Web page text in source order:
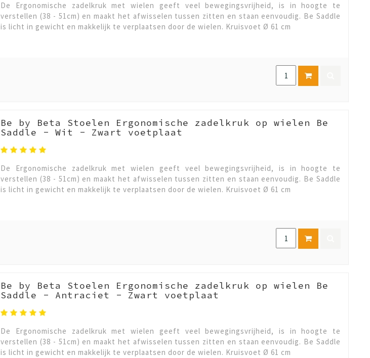
De Ergonomische zadelkruk met wielen geeft veel bewegingsvrijheid, is in hoogte te
verstellen (38 - 51cm) en maakt het afwisselen tussen zitten en staan eenvoudig. Be Saddle
is licht in gewicht en makkelijk te verplaatsen door de wielen. Kruisvoet Ø 61 cm
Be by Beta Stoelen Ergonomische zadelkruk op wielen Be
Saddle - Wit - Zwart voetplaat
De Ergonomische zadelkruk met wielen geeft veel bewegingsvrijheid, is in hoogte te
verstellen (38 - 51cm) en maakt het afwisselen tussen zitten en staan eenvoudig. Be Saddle
is licht in gewicht en makkelijk te verplaatsen door de wielen. Kruisvoet Ø 61 cm
Be by Beta Stoelen Ergonomische zadelkruk op wielen Be
Saddle - Antraciet - Zwart voetplaat
De Ergonomische zadelkruk met wielen geeft veel bewegingsvrijheid, is in hoogte te
verstellen (38 - 51cm) en maakt het afwisselen tussen zitten en staan eenvoudig. Be Saddle
is licht in gewicht en makkelijk te verplaatsen door de wielen. Kruisvoet Ø 61 cm